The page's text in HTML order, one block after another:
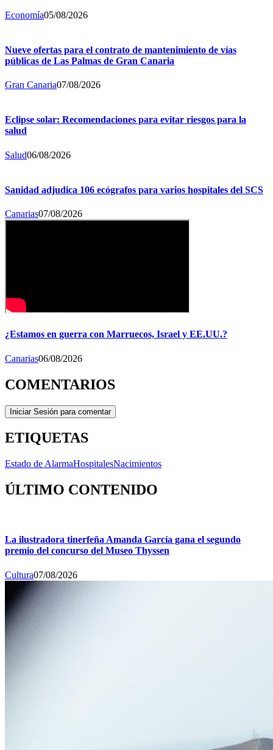
Economía05/08/2026
Nueve ofertas para el contrato de mantenimiento de vías
públicas de Las Palmas de Gran Canaria
Gran Canaria07/08/2026
Eclipse solar: Recomendaciones para evitar riesgos para la
salud
Salud06/08/2026
Sanidad adjudica 106 ecógrafos para varios hospitales del SCS
Canarias07/08/2026
¿Estamos en guerra con Marruecos, Israel y EE.UU.?
Canarias06/08/2026
COMENTARIOS
Iniciar Sesión para comentar
ETIQUETAS
Estado de AlarmaHospitalesNacimientos
ÚLTIMO CONTENIDO
La ilustradora tinerfeña Amanda García gana el segundo
premio del concurso del Museo Thyssen
Cultura07/08/2026